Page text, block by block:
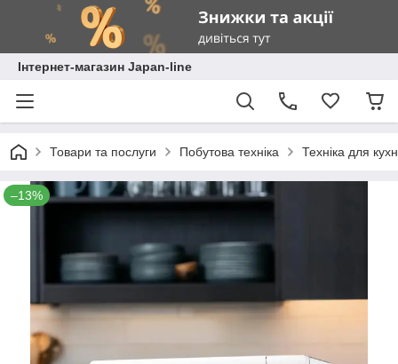
Інтернет-магазин Japan-line
Товари та послуги Побутова техніка Техніка для
–13%